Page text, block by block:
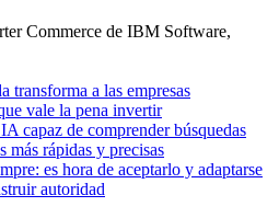
Commerce de IBM Software,
transforma a las empresas
vale la pena invertir
capaz de comprender búsquedas
más rápidas y precisas
es hora de aceptarlo y adaptarse
autoridad